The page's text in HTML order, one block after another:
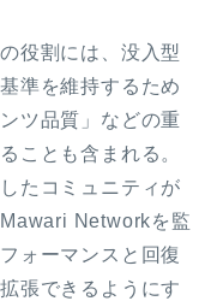
役割には、没入型
準を維持するため
ツ品質」などの重
ことも含まれる。
たコミュニティが
Networkを監
ォーマンスと回復
張できるようにす